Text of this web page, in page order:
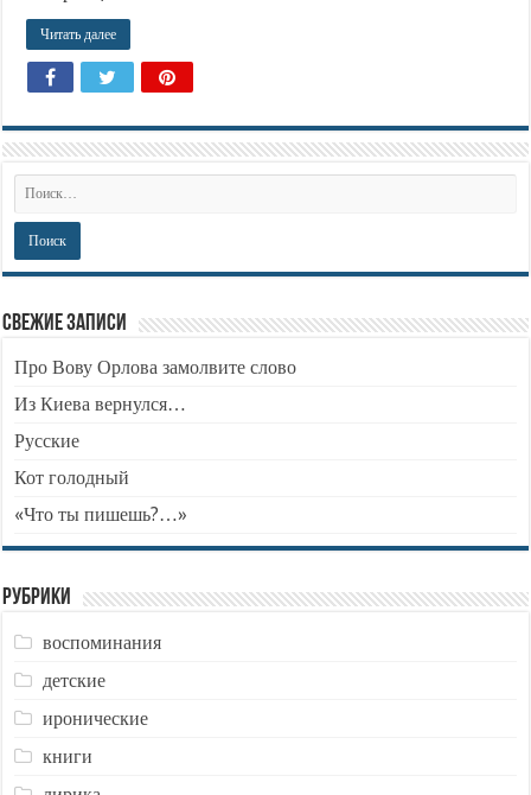
Читать далее
Свежие записи
Про Вову Орлова замолвите слово
Из Киева вернулся…
Русские
Кот голодный
«Что ты пишешь?…»
Рубрики
воспоминания
детские
иронические
книги